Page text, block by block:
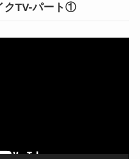
クTV-パート①